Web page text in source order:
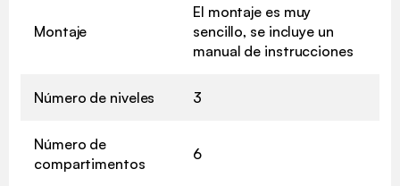
Montaje
El montaje es muy
sencillo, se incluye un
manual de instrucciones
Número de niveles 3
Número de
compartimentos
6